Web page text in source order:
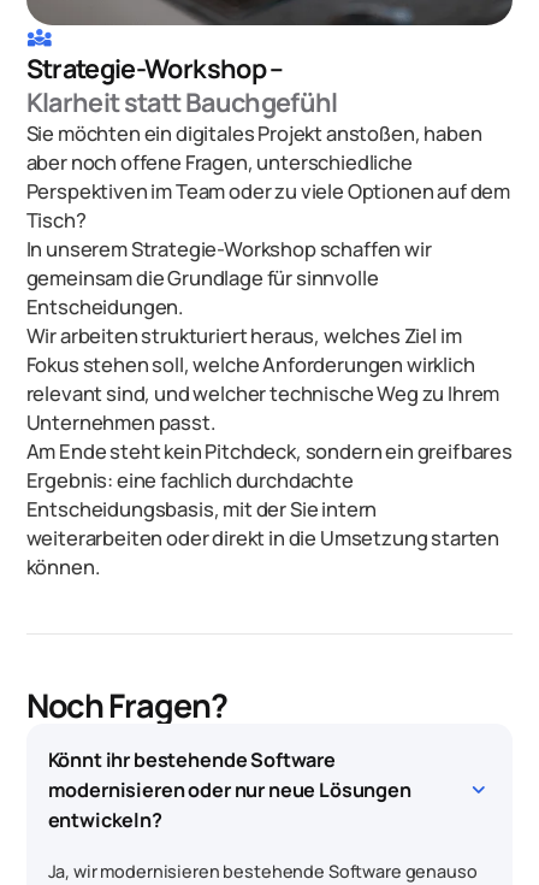
diversity_3
Strategie-Workshop –
Klarheit statt Bauchgefühl
Sie möchten ein digitales Projekt anstoßen, haben
aber noch offene Fragen, unterschiedliche
Perspektiven im Team oder zu viele Optionen auf dem
Tisch?
In unserem Strategie-Workshop schaffen wir
gemeinsam die Grundlage für sinnvolle
Entscheidungen.
Wir arbeiten strukturiert heraus, welches Ziel im
Fokus stehen soll, welche Anforderungen wirklich
relevant sind, und welcher technische Weg zu Ihrem
Unternehmen passt.
Am Ende steht kein Pitchdeck, sondern ein greifbares
Ergebnis: eine fachlich durchdachte
Entscheidungsbasis, mit der Sie intern
weiterarbeiten oder direkt in die Umsetzung starten
können.
Noch Fragen?
Könnt ihr bestehende Software
modernisieren oder nur neue Lösungen
entwickeln?
keyboard_arrow_down
Ja, wir modernisieren bestehende Software genauso